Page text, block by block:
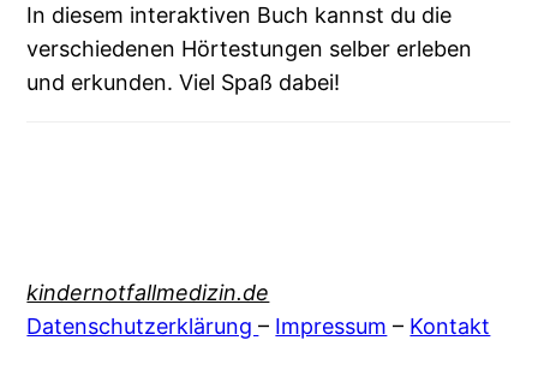
In diesem interaktiven Buch kannst du die
verschiedenen Hörtestungen selber erleben
und erkunden. Viel Spaß dabei!
kindernotfallmedizin.de
Datenschutzerklärung– Impressum – Kontakt